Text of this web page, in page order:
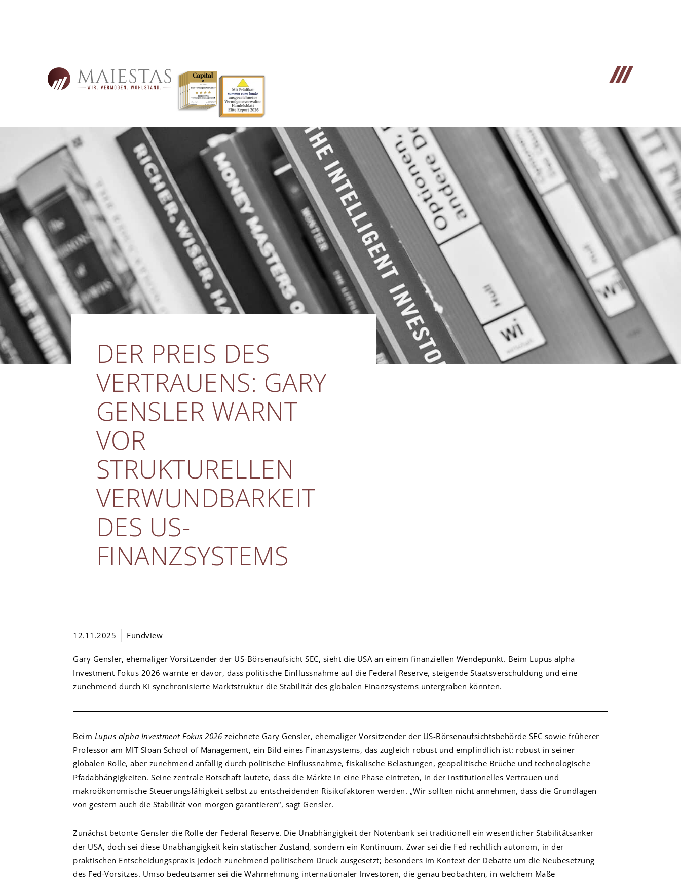
DER PREIS DES
VERTRAUENS: GARY
GENSLER WARNT
VOR
STRUKTURELLEN
VERWUNDBARKEIT
DES US-
FINANZSYSTEMS
12.11.2025 Fundview
Gary Gensler, ehemaliger Vorsitzender der US-Börsenaufsicht SEC, sieht die USA an einem finanziellen Wendepunkt. Beim Lupus alpha
Investment Fokus 2026 warnte er davor, dass politische Einflussnahme auf die Federal Reserve, steigende Staatsverschuldung und eine
zunehmend durch KI synchronisierte Marktstruktur die Stabilität des globalen Finanzsystems untergraben könnten.
Beim Lupus alpha Investment Fokus 2026 zeichnete Gary Gensler, ehemaliger Vorsitzender der US-Börsenaufsichtsbehörde SEC sowie früherer
Professor am MIT Sloan School of Management, ein Bild eines Finanzsystems, das zugleich robust und empfindlich ist: robust in seiner
globalen Rolle, aber zunehmend anfällig durch politische Einflussnahme, fiskalische Belastungen, geopolitische Brüche und technologische
Pfadabhängigkeiten. Seine zentrale Botschaft lautete, dass die Märkte in eine Phase eintreten, in der institutionelles Vertrauen und
makroökonomische Steuerungsfähigkeit selbst zu entscheidenden Risikofaktoren werden. „Wir sollten nicht annehmen, dass die Grundlagen
von gestern auch die Stabilität von morgen garantieren“, sagt Gensler.
Zunächst betonte Gensler die Rolle der Federal Reserve. Die Unabhängigkeit der Notenbank sei traditionell ein wesentlicher Stabilitätsanker
der USA, doch sei diese Unabhängigkeit kein statischer Zustand, sondern ein Kontinuum. Zwar sei die Fed rechtlich autonom, in der
praktischen Entscheidungspraxis jedoch zunehmend politischem Druck ausgesetzt; besonders im Kontext der Debatte um die Neubesetzung
des Fed-Vorsitzes. Umso bedeutsamer sei die Wahrnehmung internationaler Investoren, die genau beobachten, in welchem Maße